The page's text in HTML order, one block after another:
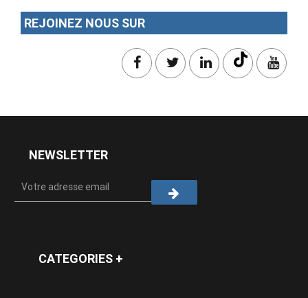
REJOINEZ NOUS SUR
NEWSLETTER
CATEGORIES +